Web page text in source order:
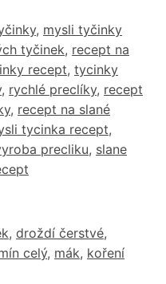
, mysli tyčinky
tyčinek, recept na
recept, tycinky
, rychlé preclíky, recept
, recept na slané
tycinka recept,
precliku, slane
, droždí čerstvé,
celý, mák, koření